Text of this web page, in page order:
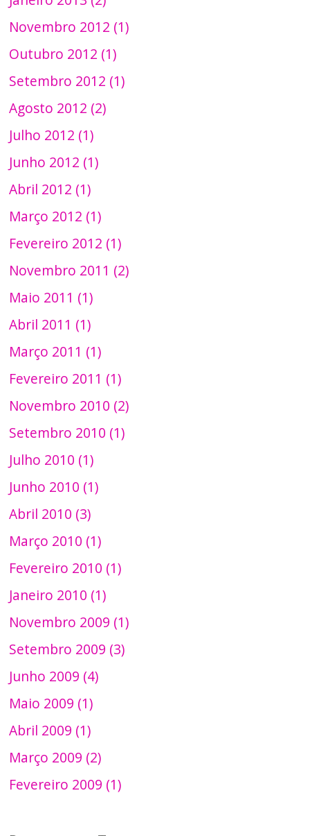
Novembro 2012 (1)
Outubro 2012 (1)
Setembro 2012 (1)
Agosto 2012 (2)
Julho 2012 (1)
Junho 2012 (1)
Abril 2012 (1)
Março 2012 (1)
Fevereiro 2012 (1)
Novembro 2011 (2)
Maio 2011 (1)
Abril 2011 (1)
Março 2011 (1)
Fevereiro 2011 (1)
Novembro 2010 (2)
Setembro 2010 (1)
Julho 2010 (1)
Junho 2010 (1)
Abril 2010 (3)
Março 2010 (1)
Fevereiro 2010 (1)
Janeiro 2010 (1)
Novembro 2009 (1)
Setembro 2009 (3)
Junho 2009 (4)
Maio 2009 (1)
Abril 2009 (1)
Março 2009 (2)
Fevereiro 2009 (1)